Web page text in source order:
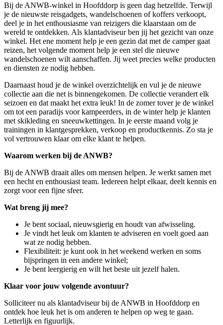
Bij de ANWB-winkel in Hoofddorp is geen dag hetzelfde. Terwijl
je de nieuwste reisgadgets, wandelschoenen of koffers verkoopt,
deel je in het enthousiasme van reizigers die klaarstaan om de
wereld te ontdekken. Als klantadviseur ben jij het gezicht van onze
winkel. Het ene moment help je een gezin dat met de camper gaat
reizen, het volgende moment help je een stel die nieuwe
wandelschoenen wilt aanschaffen. Jij weet precies welke producten
en diensten ze nodig hebben.
Daarnaast houd je de winkel overzichtelijk en vul je de nieuwe
collectie aan die net is binnengekomen. De collectie verandert elk
seizoen en dat maakt het extra leuk! In de zomer tover je de winkel
om tot een paradijs voor kampeerders, in de winter help je klanten
met skikleding en sneeuwkettingen. In je eerste maand volg je
trainingen in klantgesprekken, verkoop en productkennis. Zo sta je
vol vertrouwen klaar om elke klant te helpen.
Waarom werken bij de ANWB?
Bij de ANWB draait alles om mensen helpen. Je werkt samen met
een hecht en enthousiast team. Iedereen helpt elkaar, deelt kennis en
zorgt voor een fijne sfeer.
Wat breng jij mee?
Je bent sociaal, nieuwsgierig en houdt van afwisseling.
Je vindt het leuk om klanten te adviseren en voelt goed aan
wat ze nodig hebben.
Flexibiliteit: je kunt ook in het weekend werken en soms
bijspringen in een andere winkel;
Je bent leergierig en wilt het beste uit jezelf halen.
Klaar voor jouw volgende avontuur?
Solliciteer nu als klantadviseur bij de ANWB in Hoofddorp en
ontdek hoe leuk het is om anderen te helpen op weg te gaan.
Letterlijk en figuurlijk.